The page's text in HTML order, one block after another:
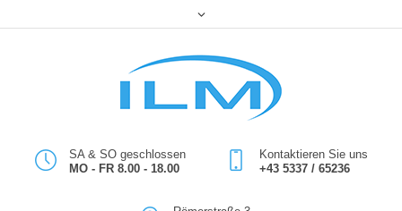
SA & SO geschlossen
MO - FR 8.00 - 18.00
Kontaktieren Sie uns
+43 5337 / 65236